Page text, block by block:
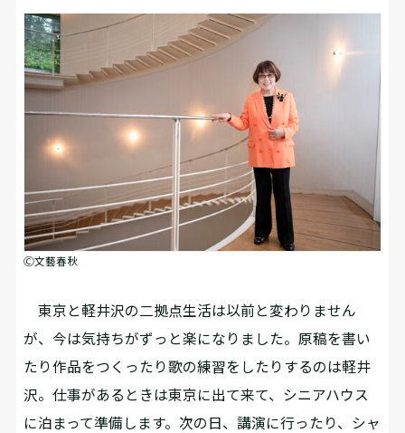
Ⓒ文藝春秋
東京と軽井沢の二拠点生活は以前と変わりません
が、今は気持ちがずっと楽になりました。原稿を書い
たり作品をつくったり歌の練習をしたりするのは軽井
沢。仕事があるときは東京に出て来て、シニアハウス
に泊まって準備します。次の日、講演に行ったり、シャ